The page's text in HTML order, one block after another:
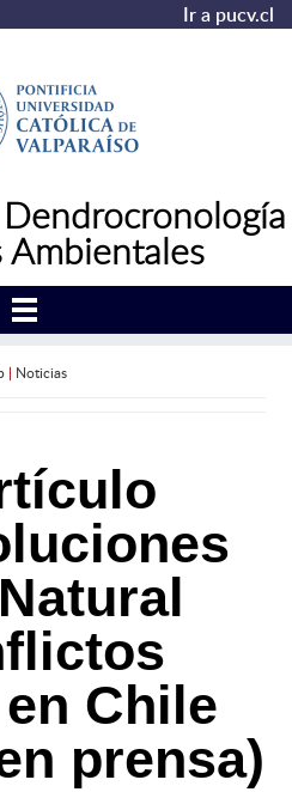
Ir a pucv.cl
Ambientales
| Noticias
Chile
prensa)